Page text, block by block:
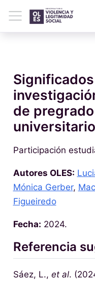
de
universitario
Participación
Autores OLES:
Mónica Gerber,
Figueiredo
Fecha: 2024.
Referencia
Sáez, L., et al.